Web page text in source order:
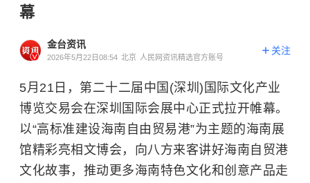
幕
金台资讯
2026年5月22日08:54 北京 人民网资讯精选官方账号
关注
5月21日，第二十二届中国(深圳)国际文化产业
博览交易会在深圳国际会展中心正式拉开帷幕。
以“高标准建设海南自由贸易港”为主题的海南展
馆精彩亮相文博会，向八方来客讲好海南自贸港
文化故事，推动更多海南特色文化和创意产品走